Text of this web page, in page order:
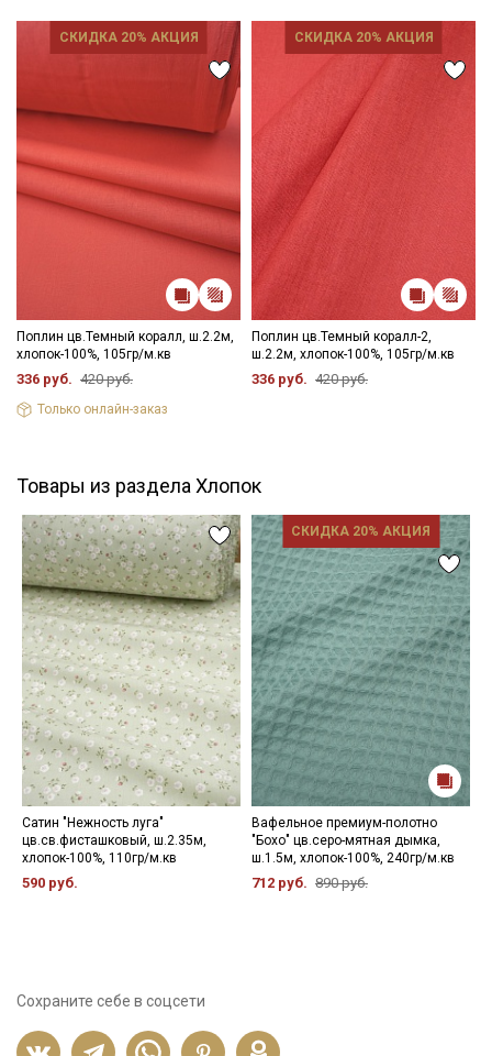
СКИДКА 20% АКЦИЯ
Поплин цв.Темный коралл, ш.2.2м,
хлопок-100%, 105гр/м.кв
336 руб. 420 руб.
Только онлайн-заказ
СКИДКА 20% АКЦИЯ
Поплин цв.Темный коралл-2,
ш.2.2м, хлопок-100%, 105гр/м.кв
336 руб. 420 руб.
Товары из раздела Хлопок
Сатин "Нежность луга"
цв.св.фисташковый, ш.2.35м,
хлопок-100%, 110гр/м.кв
590 руб.
СКИДКА 20% АКЦИЯ
Вафельное премиум-полотно
"Бохо" цв.серо-мятная дымка,
ш.1.5м, хлопок-100%, 240гр/м.кв
712 руб. 890 руб.
Сохраните себе в соцсети